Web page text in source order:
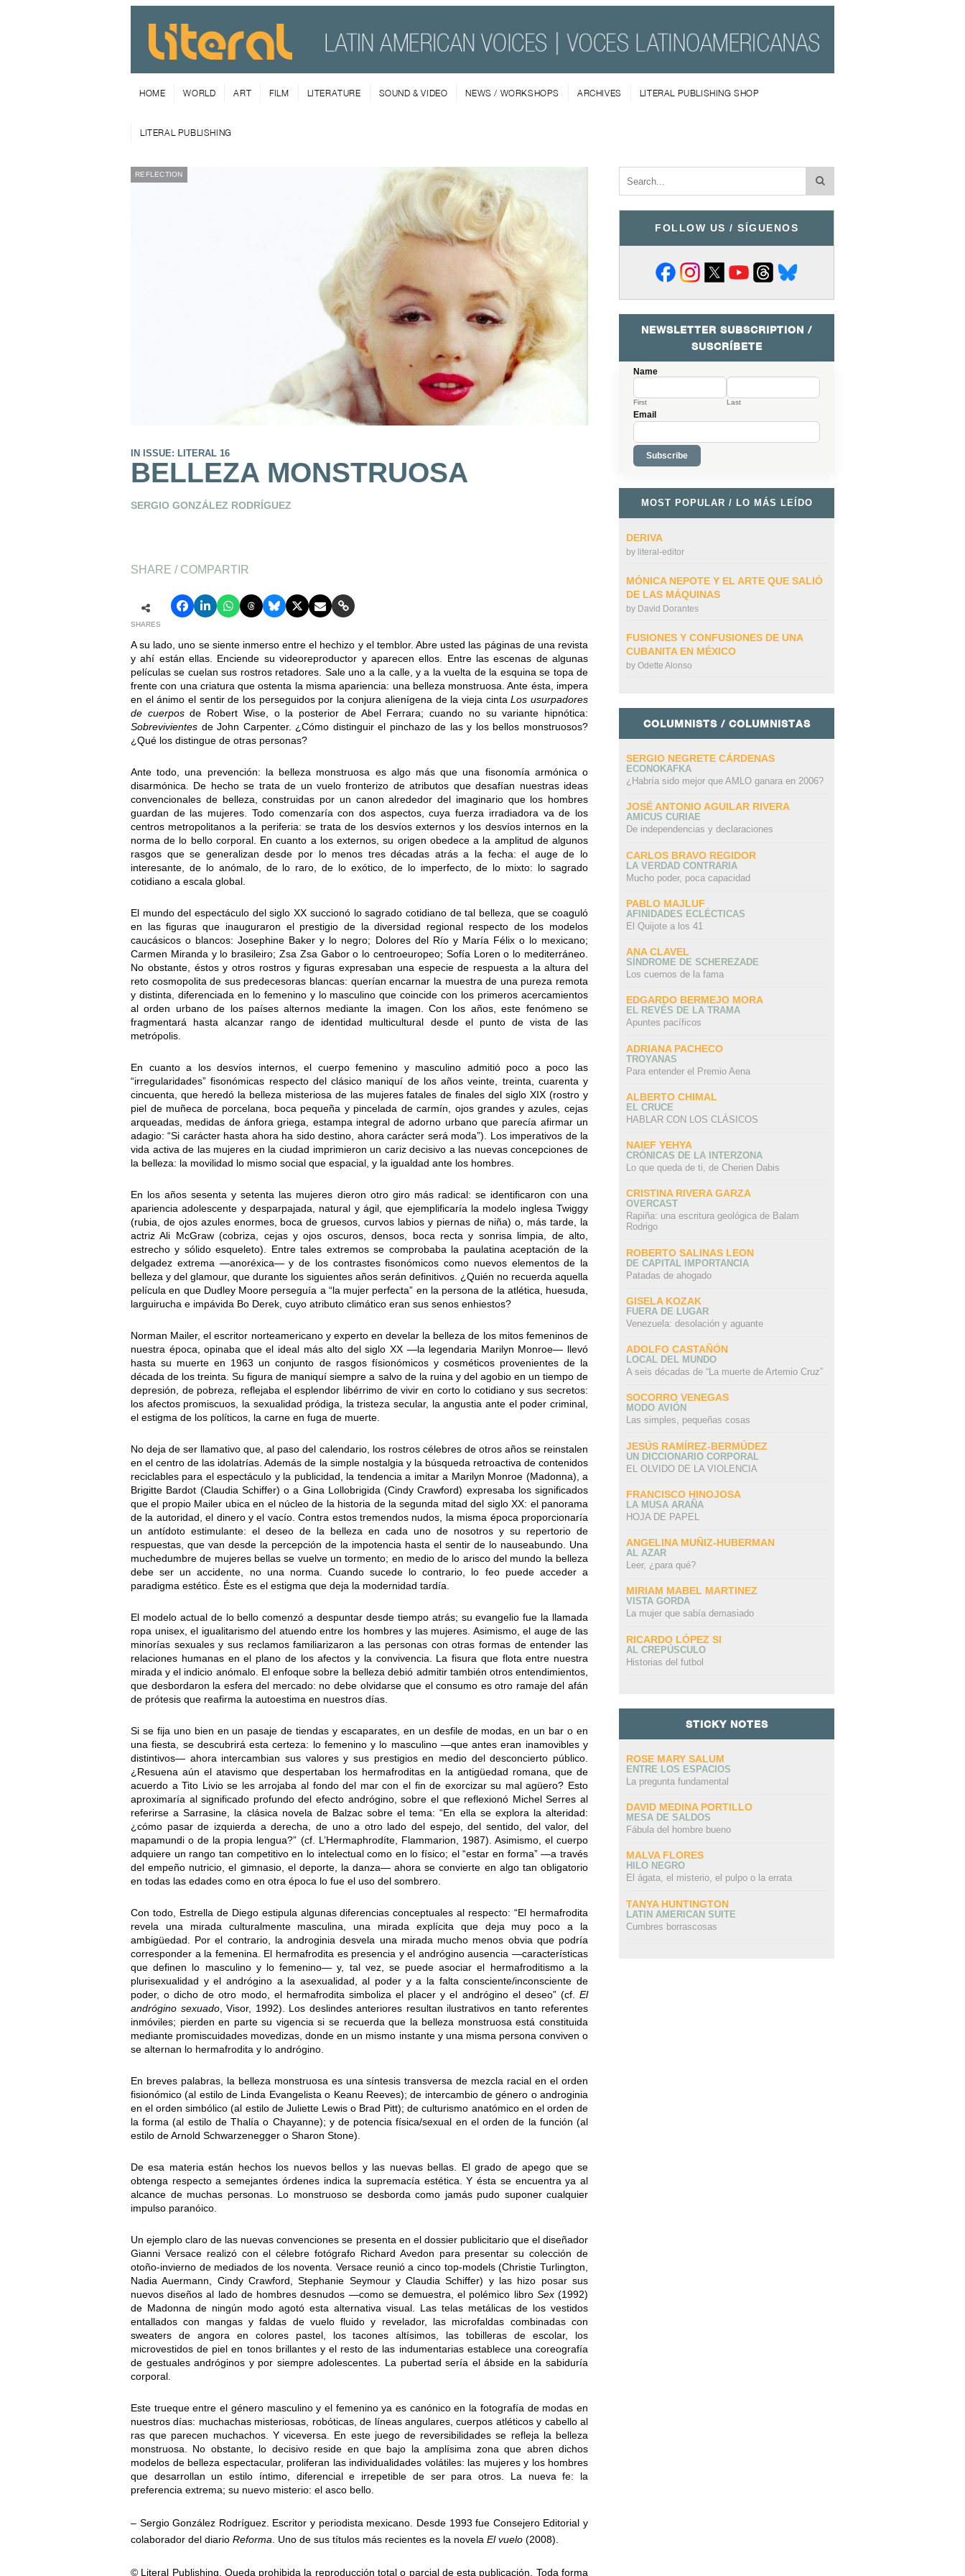
HOME WORLD ART FILM LITERATURE SOUND & VIDEO NEWS / WORKSHOPS ARCHIVES LITERAL PUBLISHING SHOP
LITERAL PUBLISHING
REFLECTION
IN ISSUE: LITERAL 16
BELLEZA MONSTRUOSA
SERGIO GONZÁLEZ RODRÍGUEZ
SHARE / COMPARTIR
SHARES
A su lado, uno se siente inmerso entre el hechizo y el temblor. Abre usted las páginas de una revista
y ahí están ellas. Enciende su videoreproductor y aparecen ellos. Entre las escenas de algunas
películas se cuelan sus rostros retadores. Sale uno a la calle, y a la vuelta de la esquina se topa de
frente con una criatura que ostenta la misma apariencia: una belleza monstruosa. Ante ésta, impera
en el ánimo el sentir de los perseguidos por la conjura alienígena de la vieja cintaLos usurpadores
de cuerposde Robert Wise, o la posterior de Abel Ferrara; cuando no su variante hipnótica:
Sobrevivientes de John Carpenter. ¿Cómo distinguir el pinchazo de las y los bellos monstruosos?
¿Qué los distingue de otras personas?
Ante todo, una prevención: la belleza monstruosa es algo más que una fisonomía armónica o
disarmónica. De hecho se trata de un vuelo fronterizo de atributos que desafían nuestras ideas
convencionales de belleza, construidas por un canon alrededor del imaginario que los hombres
guardan de las mujeres. Todo comenzaría con dos aspectos, cuya fuerza irradiadora va de los
centros metropolitanos a la periferia: se trata de los desvíos externos y los desvíos internos en la
norma de lo bello corporal. En cuanto a los externos, su origen obedece a la amplitud de algunos
rasgos que se generalizan desde por lo menos tres décadas atrás a la fecha: el auge de lo
interesante, de lo anómalo, de lo raro, de lo exótico, de lo imperfecto, de lo mixto: lo sagrado
cotidiano a escala global.
El mundo del espectáculo del siglo XX succionó lo sagrado cotidiano de tal belleza, que se coaguló
en las figuras que inauguraron el prestigio de la diversidad regional respecto de los modelos
caucásicos o blancos: Josephine Baker y lo negro; Dolores del Río y María Félix o lo mexicano;
Carmen Miranda y lo brasileiro; Zsa Zsa Gabor o lo centroeuropeo; Sofía Loren o lo mediterráneo.
No obstante, éstos y otros rostros y figuras expresaban una especie de respuesta a la altura del
reto cosmopolita de sus predecesoras blancas: querían encarnar la muestra de una pureza remota
y distinta, diferenciada en lo femenino y lo masculino que coincide con los primeros acercamientos
al orden urbano de los países alternos mediante la imagen. Con los años, este fenómeno se
fragmentará hasta alcanzar rango de identidad multicultural desde el punto de vista de las
metrópolis.
En cuanto a los desvíos internos, el cuerpo femenino y masculino admitió poco a poco las
“irregularidades” fisonómicas respecto del clásico maniquí de los años veinte, treinta, cuarenta y
cincuenta, que heredó la belleza misteriosa de las mujeres fatales de finales del siglo XIX (rostro y
piel de muñeca de porcelana, boca pequeña y pincelada de carmín, ojos grandes y azules, cejas
arqueadas, medidas de ánfora griega, estampa integral de adorno urbano que parecía afirmar un
adagio: “Si carácter hasta ahora ha sido destino, ahora carácter será moda”). Los imperativos de la
vida activa de las mujeres en la ciudad imprimieron un cariz decisivo a las nuevas concepciones de
la belleza: la movilidad lo mismo social que espacial, y la igualdad ante los hombres.
En los años sesenta y setenta las mujeres dieron otro giro más radical: se identificaron con una
apariencia adolescente y desparpajada, natural y ágil, que ejemplificaría la modelo inglesa Twiggy
(rubia, de ojos azules enormes, boca de gruesos, curvos labios y piernas de niña) o, más tarde, la
actriz Ali McGraw (cobriza, cejas y ojos oscuros, densos, boca recta y sonrisa limpia, de alto,
estrecho y sólido esqueleto). Entre tales extremos se comprobaba la paulatina aceptación de la
delgadez extrema —anoréxica— y de los contrastes fisonómicos como nuevos elementos de la
belleza y del glamour, que durante los siguientes años serán definitivos. ¿Quién no recuerda aquella
película en que Dudley Moore perseguía a “la mujer perfecta” en la persona de la atlética, huesuda,
larguirucha e impávida Bo Derek, cuyo atributo climático eran sus senos enhiestos?
Norman Mailer, el escritor norteamericano y experto en develar la belleza de los mitos femeninos de
nuestra época, opinaba que el ideal más alto del siglo XX —la legendaria Marilyn Monroe— llevó
hasta su muerte en 1963 un conjunto de rasgos físionómicos y cosméticos provenientes de la
década de los treinta. Su figura de maniquí siempre a salvo de la ruina y del agobio en un tiempo de
depresión, de pobreza, reflejaba el esplendor libérrimo de vivir en corto lo cotidiano y sus secretos:
los afectos promiscuos, la sexualidad pródiga, la tristeza secular, la angustia ante el poder criminal,
el estigma de los políticos, la carne en fuga de muerte.
No deja de ser llamativo que, al paso del calendario, los rostros célebres de otros años se reinstalen
en el centro de las idolatrías. Además de la simple nostalgia y la búsqueda retroactiva de contenidos
reciclables para el espectáculo y la publicidad, la tendencia a imitar a Marilyn Monroe (Madonna), a
Brigitte Bardot (Claudia Schiffer) o a Gina Lollobrigida (Cindy Crawford) expresaba los significados
que el propio Mailer ubica en el núcleo de la historia de la segunda mitad del siglo XX: el panorama
de la autoridad, el dinero y el vacío. Contra estos tremendos nudos, la misma época proporcionaría
un antídoto estimulante: el deseo de la belleza en cada uno de nosotros y su repertorio de
respuestas, que van desde la percepción de la impotencia hasta el sentir de lo nauseabundo. Una
muchedumbre de mujeres bellas se vuelve un tormento; en medio de lo arisco del mundo la belleza
debe ser un accidente, no una norma. Cuando sucede lo contrario, lo feo puede acceder a
paradigma estético. Éste es el estigma que deja la modernidad tardía.
El modelo actual de lo bello comenzó a despuntar desde tiempo atrás; su evangelio fue la llamada
ropa unisex, el igualitarismo del atuendo entre los hombres y las mujeres. Asimismo, el auge de las
minorías sexuales y sus reclamos familiarizaron a las personas con otras formas de entender las
relaciones humanas en el plano de los afectos y la convivencia. La fisura que flota entre nuestra
mirada y el indicio anómalo. El enfoque sobre la belleza debió admitir también otros entendimientos,
que desbordaron la esfera del mercado: no debe olvidarse que el consumo es otro ramaje del afán
de prótesis que reafirma la autoestima en nuestros días.
Si se fija uno bien en un pasaje de tiendas y escaparates, en un desfile de modas, en un bar o en
una fiesta, se descubrirá esta certeza: lo femenino y lo masculino —que antes eran inamovibles y
distintivos— ahora intercambian sus valores y sus prestigios en medio del desconcierto público.
¿Resuena aún el atavismo que despertaban los hermafroditas en la antigüedad romana, que de
acuerdo a Tito Livio se les arrojaba al fondo del mar con el fin de exorcizar su mal agüero? Esto
aproximaría al significado profundo del efecto andrógino, sobre el que reflexionó Michel Serres al
referirse a Sarrasine, la clásica novela de Balzac sobre el tema: “En ella se explora la alteridad:
¿cómo pasar de izquierda a derecha, de uno a otro lado del espejo, del sentido, del valor, del
mapamundi o de la propia lengua?” (cf. L’Hermaphrodíte, Flammarion, 1987). Asimismo, el cuerpo
adquiere un rango tan competitivo en lo intelectual como en lo físico; el “estar en forma” —a través
del empeño nutricio, el gimnasio, el deporte, la danza— ahora se convierte en algo tan obligatorio
en todas las edades como en otra época lo fue el uso del sombrero.
Con todo, Estrella de Diego estipula algunas diferencias conceptuales al respecto: “El hermafrodita
revela una mirada culturalmente masculina, una mirada explícita que deja muy poco a la
ambigüedad. Por el contrario, la androginia desvela una mirada mucho menos obvia que podría
corresponder a la femenina. El hermafrodita es presencia y el andrógino ausencia —características
que definen lo masculino y lo femenino— y, tal vez, se puede asociar el hermafroditismo a la
plurisexualidad y el andrógino a la asexualidad, al poder y a la falta consciente/inconsciente de
poder, o dicho de otro modo, el hermafrodita simboliza el placer y el andrógino el deseo” (cf. El
andrógino sexuado, Visor, 1992). Los deslindes anteriores resultan ilustrativos en tanto referentes
inmóviles; pierden en parte su vigencia si se recuerda que la belleza monstruosa está constituida
mediante promiscuidades movedizas, donde en un mismo instante y una misma persona conviven o
se alternan lo hermafrodita y lo andrógino.
En breves palabras, la belleza monstruosa es una síntesis transversa de mezcla racial en el orden
fisionómico (al estilo de Linda Evangelista o Keanu Reeves); de intercambio de género o androginia
en el orden simbólico (al estilo de Juliette Lewis o Brad Pitt); de culturismo anatómico en el orden de
la forma (al estilo de Thalía o Chayanne); y de potencia física/sexual en el orden de la función (al
estilo de Arnold Schwarzenegger o Sharon Stone).
De esa materia están hechos los nuevos bellos y las nuevas bellas. El grado de apego que se
obtenga respecto a semejantes órdenes indica la supremacía estética. Y ésta se encuentra ya al
alcance de muchas personas. Lo monstruoso se desborda como jamás pudo suponer cualquier
impulso paranóico.
Un ejemplo claro de las nuevas convenciones se presenta en el dossier publicitario que el diseñador
Gianni Versace realizó con el célebre fotógrafo Richard Avedon para presentar su colección de
otoño-invierno de mediados de los noventa. Versace reunió a cinco top-models (Christie Turlington,
Nadia Auermann, Cindy Crawford, Stephanie Seymour y Claudia Schiffer) y las hizo posar sus
nuevos diseños al lado de hombres desnudos —como se demuestra, el polémico libro Sex(1992)
de Madonna de ningún modo agotó esta alternativa visual. Las telas metálicas de los vestidos
entallados con mangas y faldas de vuelo fluido y revelador, las microfaldas combinadas con
sweaters de angora en colores pastel, los tacones altísimos, las tobilleras de escolar, los
microvestidos de piel en tonos brillantes y el resto de las indumentarias establece una coreografía
de gestuales andróginos y por siempre adolescentes. La pubertad sería el ábside en la sabiduría
corporal.
Este trueque entre el género masculino y el femenino ya es canónico en la fotografía de modas en
nuestros días: muchachas misteriosas, robóticas, de líneas angulares, cuerpos atléticos y cabello al
ras que parecen muchachos. Y viceversa. En este juego de reversibilidades se refleja la belleza
monstruosa. No obstante, lo decisivo reside en que bajo la amplísima zona que abren dichos
modelos de belleza espectacular, proliferan las individualidades volátiles: las mujeres y los hombres
que desarrollan un estilo íntimo, diferencial e irrepetible de ser para otros. La nueva fe: la
preferencia extrema; su nuevo misterio: el asco bello.
– Sergio González Rodríguez. Escritor y periodista mexicano. Desde 1993 fue Consejero Editorial y
colaborador del diario Reforma . Uno de sus títulos más recientes es la novela El vuelo (2008).
© Literal Publishing. Queda prohibida la reproducción total o parcial de esta publicación. Toda forma
FOLLOW US / SÍGUENOS
NEWSLETTER SUBSCRIPTION /
SUSCRÍBETE
Name
First Last
Email
MOST POPULAR / LO MÁS LEÍDO
DERIVA
by literal-editor
MÓNICA NEPOTE Y EL ARTE QUE SALIÓ
DE LAS MÁQUINAS
by David Dorantes
FUSIONES Y CONFUSIONES DE UNA
CUBANITA EN MÉXICO
by Odette Alonso
COLUMNISTS / COLUMNISTAS
SERGIO NEGRETE CÁRDENAS
ECONOKAFKA
¿Habría sido mejor que AMLO ganara en 2006?
JOSÉ ANTONIO AGUILAR RIVERA
AMICUS CURIAE
De independencias y declaraciones
CARLOS BRAVO REGIDOR
LA VERDAD CONTRARIA
Mucho poder, poca capacidad
PABLO MAJLUF
AFINIDADES ECLÉCTICAS
El Quijote a los 41
ANA CLAVEL
SÍNDROME DE SCHEREZADE
Los cuernos de la fama
EDGARDO BERMEJO MORA
EL REVÉS DE LA TRAMA
Apuntes pacíficos
ADRIANA PACHECO
TROYANAS
Para entender el Premio Aena
ALBERTO CHIMAL
EL CRUCE
HABLAR CON LOS CLÁSICOS
NAIEF YEHYA
CRÓNICAS DE LA INTERZONA
Lo que queda de ti, de Cherien Dabis
CRISTINA RIVERA GARZA
OVERCAST
Rapiña: una escritura geológica de Balam
Rodrigo
ROBERTO SALINAS LEON
DE CAPITAL IMPORTANCIA
Patadas de ahogado
GISELA KOZAK
FUERA DE LUGAR
Venezuela: desolación y aguante
ADOLFO CASTAÑÓN
LOCAL DEL MUNDO
A seis décadas de “La muerte de Artemio Cruz”
SOCORRO VENEGAS
MODO AVIÓN
Las simples, pequeñas cosas
JESÚS RAMÍREZ-BERMÚDEZ
UN DICCIONARIO CORPORAL
EL OLVIDO DE LA VIOLENCIA
FRANCISCO HINOJOSA
LA MUSA ARAÑA
HOJA DE PAPEL
ANGELINA MUÑIZ-HUBERMAN
AL AZAR
Leer, ¿para qué?
MIRIAM MABEL MARTINEZ
VISTA GORDA
La mujer que sabía demasiado
RICARDO LÓPEZ SI
AL CREPÚSCULO
Historias del futbol
STICKY NOTES
ROSE MARY SALUM
ENTRE LOS ESPACIOS
La pregunta fundamental
DAVID MEDINA PORTILLO
MESA DE SALDOS
Fábula del hombre bueno
MALVA FLORES
HILO NEGRO
El ágata, el misterio, el pulpo o la errata
TANYA HUNTINGTON
LATIN AMERICAN SUITE
Cumbres borrascosas